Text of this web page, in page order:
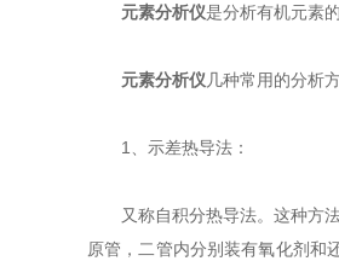
元素分析仪是分析有机元素
元素分析仪几种常用的分析
1、示差热导法：
又称自积分热导法。这种方法
原管，二管内分别装有氧化剂和